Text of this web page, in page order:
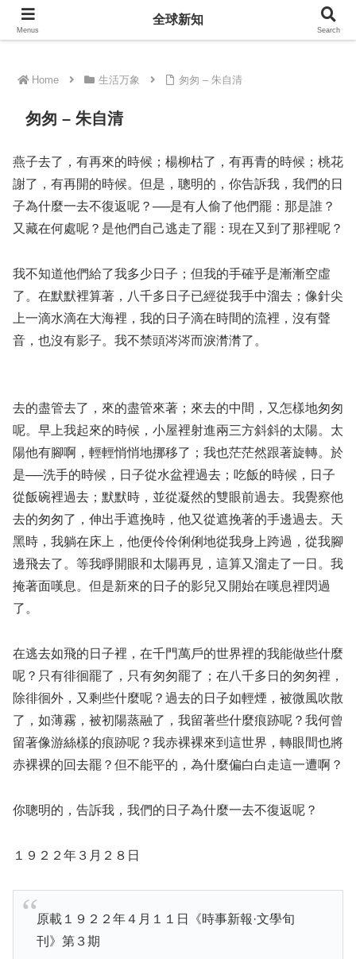
全球新知
Home 生活万象 匆匆 – 朱自清
匆匆 – 朱自清
燕子去了，有再來的時候；楊柳枯了，有再青的時候；桃花
謝了，有再開的時候。但是，聰明的，你告訴我，我們的日
子為什麼一去不復返呢？──是有人偷了他們罷：那是誰？
又藏在何處呢？是他們自己逃走了罷：現在又到了那裡呢？
我不知道他們給了我多少日子；但我的手確乎是漸漸空虛
了。在默默裡算著，八千多日子已經從我手中溜去；像針尖
上一滴水滴在大海裡，我的日子滴在時間的流裡，沒有聲
音，也沒有影子。我不禁頭涔涔而淚潸潸了。
去的盡管去了，來的盡管來著；來去的中間，又怎樣地匆匆
呢。早上我起來的時候，小屋裡射進兩三方斜斜的太陽。太
陽他有腳啊，輕輕悄悄地挪移了；我也茫茫然跟著旋轉。於
是──洗手的時候，日子從水盆裡過去；吃飯的時候，日子
從飯碗裡過去；默默時，並從凝然的雙眼前過去。我覺察他
去的匆匆了，伸出手遮挽時，他又從遮挽著的手邊過去。天
黑時，我躺在床上，他便伶伶俐俐地從我身上跨過，從我腳
邊飛去了。等我睜開眼和太陽再見，這算又溜走了一日。我
掩著面嘆息。但是新來的日子的影兒又開始在嘆息裡閃過
了。
在逃去如飛的日子裡，在千門萬戶的世界裡的我能做些什麼
呢？只有徘徊罷了，只有匆匆罷了；在八千多日的匆匆裡，
除徘徊外，又剩些什麼呢？過去的日子如輕煙，被微風吹散
了，如薄霧，被初陽蒸融了，我留著些什麼痕跡呢？我何曾
留著像游絲樣的痕跡呢？我赤裸裸來到這世界，轉眼間也將
赤裸裸的回去罷？但不能平的，為什麼偏白白走這一遭啊？
你聰明的，告訴我，我們的日子為什麼一去不復返呢？
１９２２年３月２８日
原載１９２２年４月１１日《時事新報·文學旬
刊》第３期
Menus
全球新知
Search